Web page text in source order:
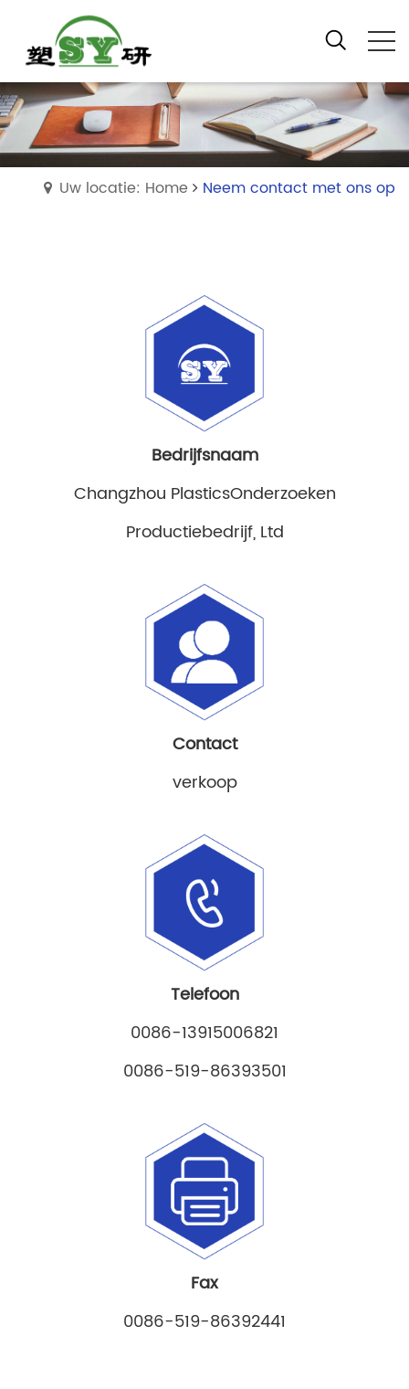
Uw locatie: Home Neem contact met ons op
Bedrijfsnaam
Changzhou PlasticsOnderzoeken
Productiebedrijf, Ltd
Contact
verkoop
Telefoon
0086-13915006821
0086-519-86393501
Fax
0086-519-86392441